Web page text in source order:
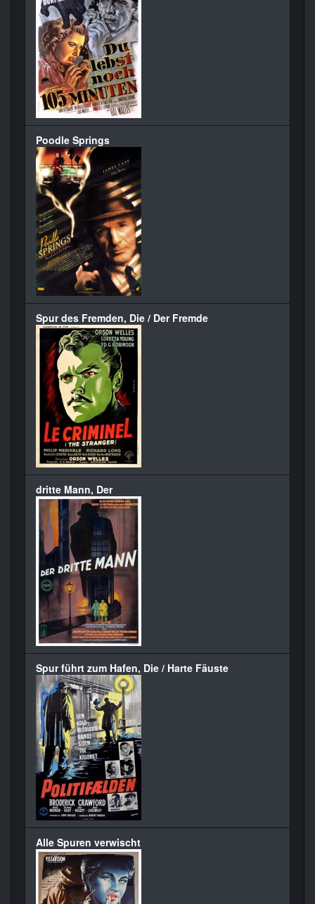
Poodle Springs
Spur des Fremden, Die / Der Fremde
dritte Mann, Der
Spur führt zum Hafen, Die / Harte Fäuste
Alle Spuren verwischt